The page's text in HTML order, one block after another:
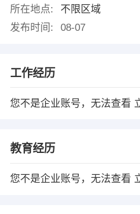
所在地点:
不限区域
发布时间:
08-07
工作经历
您不是企业账号，无法查看
教育经历
您不是企业账号，无法查看